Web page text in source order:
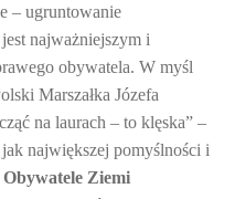
– ugruntowanie
najważniejszym i
obywatela. W myśl
Marszałka Józefa
na laurach – to klęska” –
największej pomyślności i
Ziemi